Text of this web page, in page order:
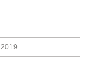
2019